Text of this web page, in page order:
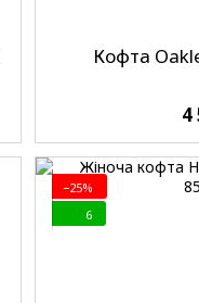
Кофта
4
−25%
6